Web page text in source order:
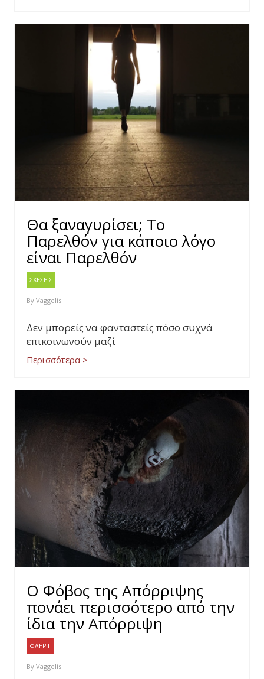
Θα ξαναγυρίσει; Το
Παρελθόν για κάποιο λόγο
είναι Παρελθόν
ΣΧΕΣΕΙΣ
By Vaggelis
Δεν μπορείς να φανταστείς πόσο συχνά
επικοινωνούν μαζί
Περισσότερα >
Ο Φόβος της Απόρριψης
πονάει περισσότερο από την
ίδια την Απόρριψη
ΦΛΕΡΤ
By Vaggelis